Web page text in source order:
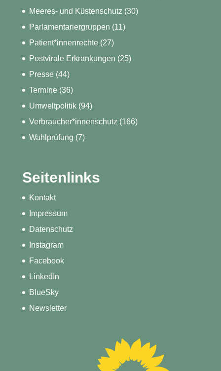
Meeres- und Küstenschutz (30)
Parlamentariergruppen (11)
Patient*innenrechte(27)
Postvirale Erkrankungen (25)
Presse(44)
Termine(36)
Umweltpolitik(94)
Verbraucher*innenschutz (166)
Wahlprüfung (7)
Seitenlinks
Kontakt
Impressum
Datenschutz
Instagram
Facebook
LinkedIn
BlueSky
Newsletter